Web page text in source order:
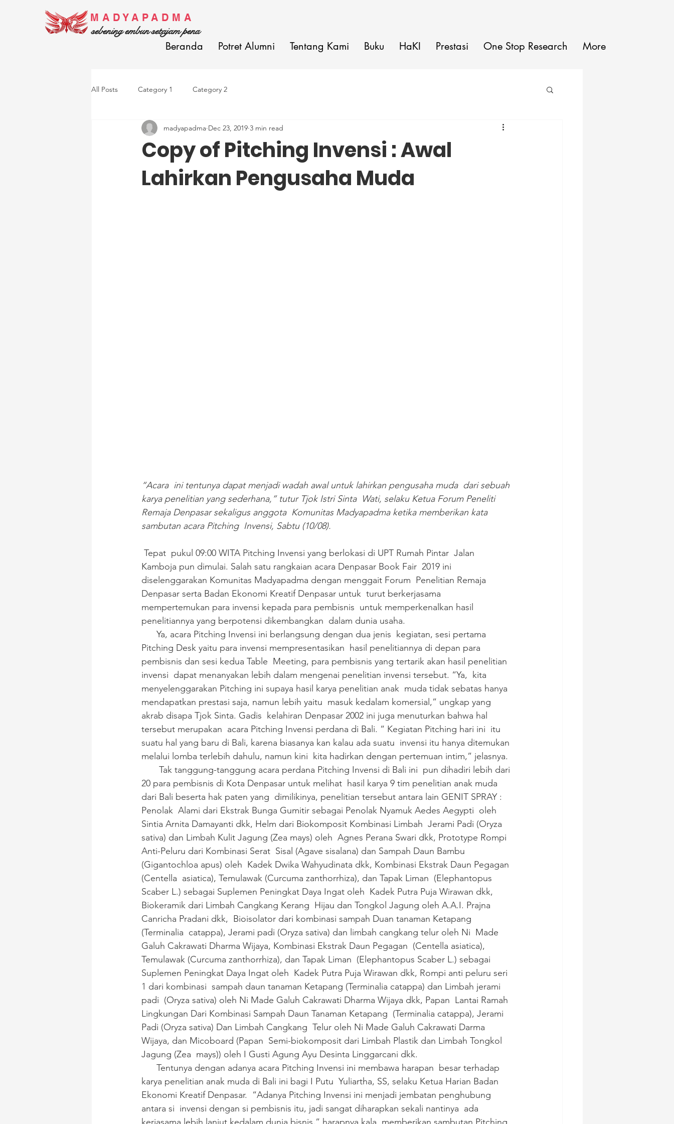
MADYAPADMA
sebening embun setajam pena
Beranda Potret Alumni Tentang Kami Buku HaKI Prestasi One Stop Research More
All Posts Category 1 Category 2
Copy of Pitching Invensi : Awal
Lahirkan Pengusaha Muda
madyapadma Dec 23, 2019 3 min read
“Acara  ini tentunya dapat menjadi wadah awal untuk lahirkan pengusaha muda  dari sebuah
karya penelitian yang sederhana,” tutur Tjok Istri Sinta  Wati, selaku Ketua Forum Peneliti
Remaja Denpasar sekaligus anggota  Komunitas Madyapadma ketika memberikan kata
sambutan acara Pitching  Invensi, Sabtu (10/08).
Kamboja pun dimulai. Salah satu rangkaian acara Denpasar Book Fair  2019 ini
diselenggarakan Komunitas Madyapadma dengan menggait Forum  Penelitian Remaja
Denpasar serta Badan Ekonomi Kreatif Denpasar untuk  turut berkerjasama
mempertemukan para invensi kepada para pembisnis  untuk memperkenalkan hasil
penelitiannya yang berpotensi dikembangkan  dalam dunia usaha.
Ya, acara Pitching Invensi ini berlangsung dengan dua jenis  kegiatan, sesi pertama
Pitching Desk yaitu para invensi mempresentasikan  hasil penelitiannya di depan para
pembisnis dan sesi kedua Table  Meeting, para pembisnis yang tertarik akan hasil penelitian
invensi  dapat menanyakan lebih dalam mengenai penelitian invensi tersebut. “Ya,  kita
menyelenggarakan Pitching ini supaya hasil karya penelitian anak  muda tidak sebatas hanya
mendapatkan prestasi saja, namun lebih yaitu  masuk kedalam komersial,” ungkap yang
akrab disapa Tjok Sinta. Gadis  kelahiran Denpasar 2002 ini juga menuturkan bahwa hal
tersebut merupakan  acara Pitching Invensi perdana di Bali. “ Kegiatan Pitching hari ini  itu
suatu hal yang baru di Bali, karena biasanya kan kalau ada suatu  invensi itu hanya ditemukan
melalui lomba terlebih dahulu, namun kini  kita hadirkan dengan pertemuan intim,” jelasnya.
Tak tanggung-tanggung acara perdana Pitching Invensi di Bali ini  pun dihadiri lebih dari
20 para pembisnis di Kota Denpasar untuk melihat  hasil karya 9 tim penelitian anak muda
dari Bali beserta hak paten yang  dimilikinya, penelitian tersebut antara lain GENIT SPRAY :
Penolak  Alami dari Ekstrak Bunga Gumitir sebagai Penolak Nyamuk Aedes Aegypti  oleh
Sintia Arnita Damayanti dkk, Helm dari Biokomposit Kombinasi Limbah  Jerami Padi (Oryza
sativa) dan Limbah Kulit Jagung (Zea mays) oleh  Agnes Perana Swari dkk, Prototype Rompi
Anti-Peluru dari Kombinasi Serat  Sisal (Agave sisalana) dan Sampah Daun Bambu
(Gigantochloa apus) oleh  Kadek Dwika Wahyudinata dkk, Kombinasi Ekstrak Daun Pegagan
(Centella  asiatica), Temulawak (Curcuma zanthorrhiza), dan Tapak Liman  (Elephantopus
Scaber L.) sebagai Suplemen Peningkat Daya Ingat oleh  Kadek Putra Puja Wirawan dkk,
Biokeramik dari Limbah Cangkang Kerang  Hijau dan Tongkol Jagung oleh A.A.I. Prajna
Canricha Pradani dkk,  Bioisolator dari kombinasi sampah Duan tanaman Ketapang
(Terminalia  catappa), Jerami padi (Oryza sativa) dan limbah cangkang telur oleh Ni  Made
Galuh Cakrawati Dharma Wijaya, Kombinasi Ekstrak Daun Pegagan  (Centella asiatica),
Temulawak (Curcuma zanthorrhiza), dan Tapak Liman  (Elephantopus Scaber L.) sebagai
Suplemen Peningkat Daya Ingat oleh  Kadek Putra Puja Wirawan dkk, Rompi anti peluru seri
1 dari kombinasi  sampah daun tanaman Ketapang (Terminalia catappa) dan Limbah jerami
padi  (Oryza sativa) oleh Ni Made Galuh Cakrawati Dharma Wijaya dkk, Papan  Lantai Ramah
Lingkungan Dari Kombinasi Sampah Daun Tanaman Ketapang  (Terminalia catappa), Jerami
Padi (Oryza sativa) Dan Limbah Cangkang  Telur oleh Ni Made Galuh Cakrawati Darma
Wijaya, dan Micoboard (Papan  Semi-biokomposit dari Limbah Plastik dan Limbah Tongkol
Jagung (Zea  mays)) oleh I Gusti Agung Ayu Desinta Linggarcani dkk.
Tentunya dengan adanya acara Pitching Invensi ini membawa harapan  besar terhadap
karya penelitian anak muda di Bali ini bagi I Putu  Yuliartha, SS, selaku Ketua Harian Badan
Ekonomi Kreatif Denpasar.  “Adanya Pitching Invensi ini menjadi jembatan penghubung
antara si  invensi dengan si pembisnis itu, jadi sangat diharapkan sekali nantinya  ada